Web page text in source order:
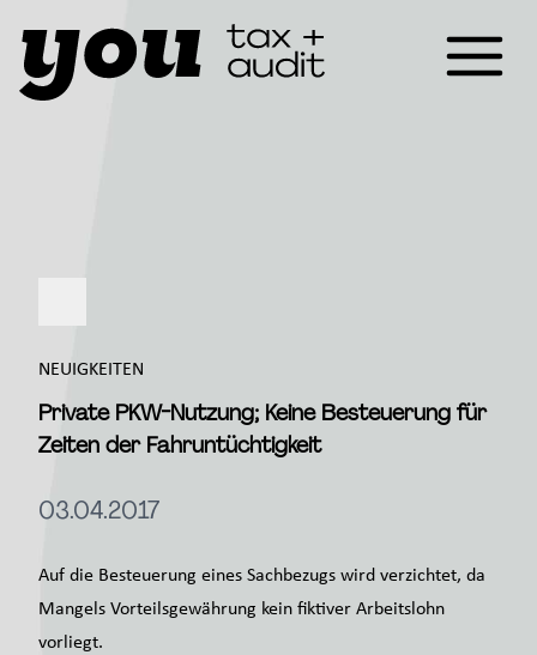
NEUIGKEITEN
Private PKW-Nutzung; Keine Besteuerung für
Zeiten der Fahruntüchtigkeit
03.04.2017
Auf die Besteuerung eines Sachbezugs wird verzichtet, da
Mangels Vorteilsgewährung kein fiktiver Arbeitslohn
vorliegt.